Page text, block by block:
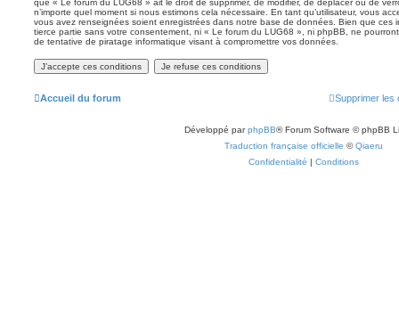
que « Le forum du LUG68 » ait le droit de supprimer, de modifier, de déplacer ou de
n’importe quel moment si nous estimons cela nécessaire. En tant qu’utilisateur, vous
vous avez renseignées soient enregistrées dans notre base de données. Bien que ces
tierce partie sans votre consentement, ni « Le forum du LUG68 », ni phpBB, ne
de tentative de piratage informatique visant à compromettre vos données.
Accueil du forum Supprimer les
Développé parphpBB® Forum Software © phpBB
Traduction française officielle ©Qiaeru
Confidentialité | Conditions